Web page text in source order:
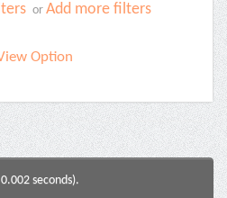
or Add more filters
Option
seconds).